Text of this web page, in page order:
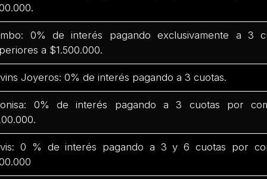
0% de interés pagando exclusivamente a 3
a $1.500.000.
Joyeros: 0% de interés pagando a 3 cuotas.
0% de interés pagando a 3 cuotas por
0 % de interés pagando a 3 y 6 cuotas por